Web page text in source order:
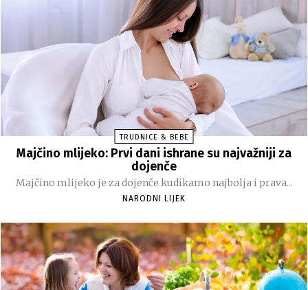
TRUDNICE & BEBE
Majčino mlijeko: Prvi dani ishrane su najvažniji za
dojenče
Majčino mlijeko je za dojenče kudikamo najbolja i prava...
NARODNI LIJEK